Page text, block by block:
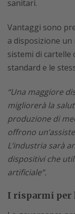
sanitari.
Vantaggi sono
a disposizione
sistemi di cartelle
standard e le
“Una maggiore
migliorerà la
produzione di
offrono
L’industria sarà
dispositivi che
artificiale”.
I risparmi per